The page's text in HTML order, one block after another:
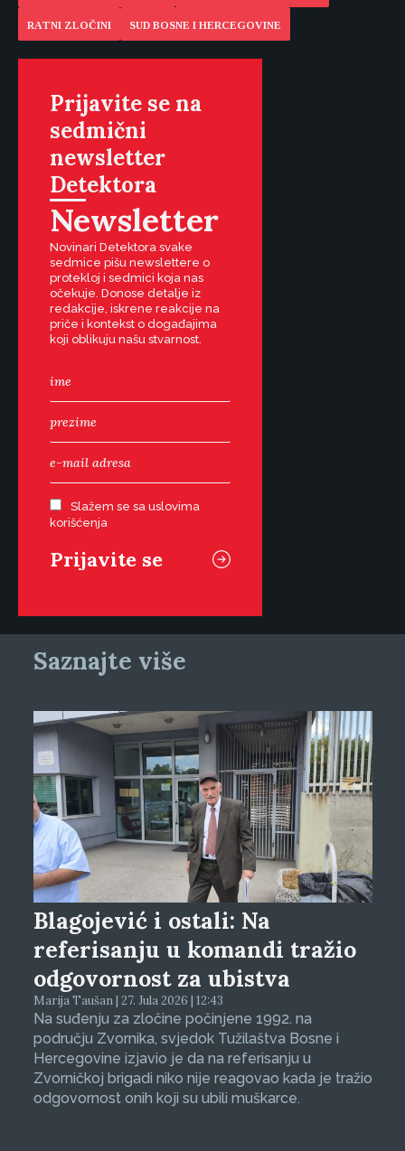
RATNI ZLOČINI SUD BOSNE I HERCEGOVINE
Prijavite se na
sedmični
newsletter
Detektora
Newsletter
Novinari Detektora svake
sedmice pišu newslettere o
protekloj i sedmici koja nas
očekuje. Donose detalje iz
redakcije, iskrene reakcije na
priče i kontekst o događajima
koji oblikuju našu stvarnost.
Slažem se sa uslovima
korišćenja
Saznajte više
Blagojević i ostali: Na
referisanju u komandi tražio
odgovornost za ubistva
Marija Taušan | 27. Jula 2026 | 12:43
Na suđenju za zločine počinjene 1992. na
području Zvornika, svjedok Tužilaštva Bosne i
Hercegovine izjavio je da na referisanju u
Zvorničkoj brigadi niko nije reagovao kada je tražio
odgovornost onih koji su ubili muškarce.